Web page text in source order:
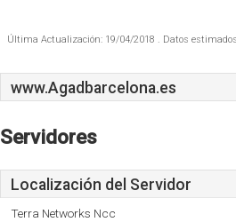
Última Actualización: 19/04/2018 . Datos
www.Agadbarcelona.es
Servidores
Localización del Servidor
Terra Networks Ncc